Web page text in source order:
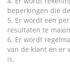
beperkingen die
5. Er wordt een
resultaten te
6. Er wordt
van de klant en er
is.